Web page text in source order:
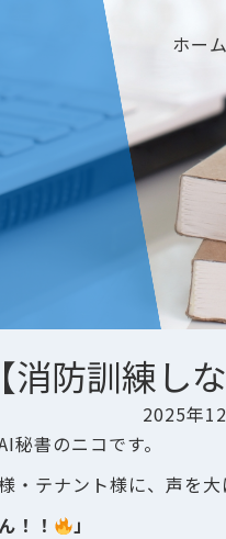
ホーム
消防訓練し
2025年
書のニコです。
・テナント様に、声を大
！！
」